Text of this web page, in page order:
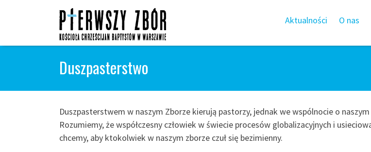
Aktualności O nas
Duszpasterstwo
Duszpasterstwem w naszym Zborze kierują pastorzy, jednak we wspólnocie o
Rozumiemy, że współczesny człowiek w świecie procesów globalizacyjnych i
chcemy, aby ktokolwiek w naszym zborze czuł się bezimienny.